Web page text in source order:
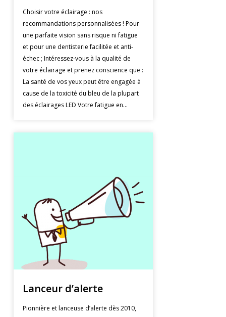
Choisir votre éclairage : nos
recommandations personnalisées ! Pour
une parfaite vision sans risque ni fatigue
et pour une dentisterie facilitée et anti-
échec ; Intéressez-vous à la qualité de
votre éclairage et prenez conscience que :
La santé de vos yeux peut être engagée à
cause de la toxicité du bleu de la plupart
des éclairages LED Votre fatigue en…
Lanceur d’alerte
Pionnière et lanceuse d’alerte dès 2010,